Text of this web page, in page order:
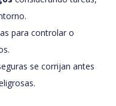
para controlar o
se corrijan antes